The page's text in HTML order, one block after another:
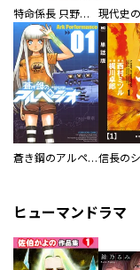
特命係長 只野仁ファイナル 愛蔵版
蒼き鋼のアルペジオ
ヒューマンドラマ